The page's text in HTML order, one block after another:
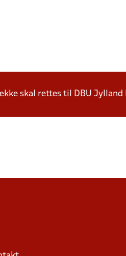
skal rettes til DBU Jylland